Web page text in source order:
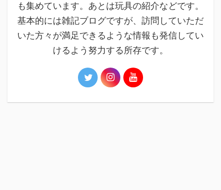
も集めています。あとは玩具の紹介などです。
基本的には雑記ブログですが、訪問していただ
いた方々が満足できるような情報も発信してい
けるよう努力する所存です。